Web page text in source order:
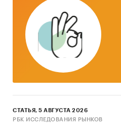
4. Ресурсы сети
5. Экспертные опросы.
6. Материалы участников
мирового рынков.
7. Результаты
консалтинговых
8. Материалы
СТАТЬЯ, 5 АВГУСТА 2026
РБК ИССЛЕДОВАНИЯ РЫНКОВ